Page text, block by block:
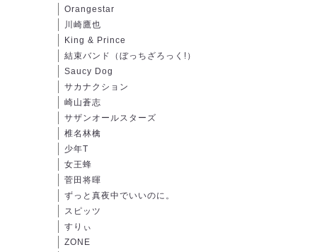
Orangestar
川崎鷹也
King & Prince
結束バンド（ぼっちざろっく!）
Saucy Dog
サカナクション
崎山蒼志
サザンオールスターズ
椎名林檎
少年T
女王蜂
菅田将暉
ずっと真夜中でいいのに。
スピッツ
すりぃ
ZONE